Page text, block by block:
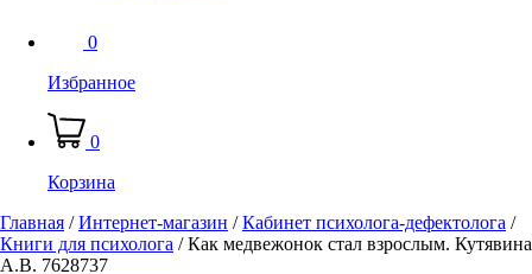
0
Избранное
0
Корзина
Главная /Интернет-магазин /Кабинет психолога-дефектолога /
Книги для психолога /Как медвежонок стал взрослым. Кутявина
А.В. 7628737